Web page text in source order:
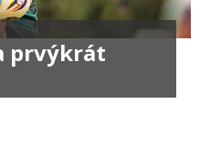
prvýkrát